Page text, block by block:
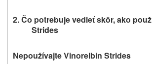
2. Čo potrebuje vedieť skôr, ako
Strides
Nepoužívajte Vinorelbin Strides